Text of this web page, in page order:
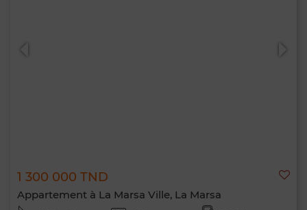
1 300 000 TND
Appartement à La Marsa Ville, La Marsa